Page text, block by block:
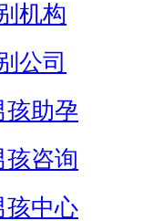
机构
公司
孩助孕
孩咨询
孩中心